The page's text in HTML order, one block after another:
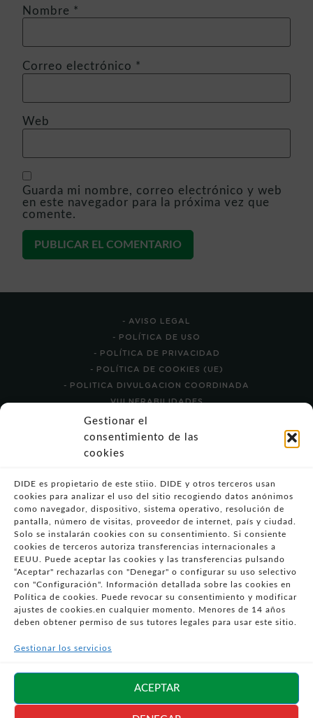
Gestionar el
consentimiento de las
cookies
DIDE es propietario de este stiio. DIDE y otros terceros usan
cookies para analizar el uso del sitio recogiendo datos anónimos
como navegador, dispositivo, sistema operativo, resolución de
pantalla, número de visitas, proveedor de internet, país y ciudad.
Solo se instalarán cookies con su consentimiento. Si consiente
cookies de terceros autoriza transferencias internacionales a
EEUU. Puede aceptar las cookies y las transferencias pulsando
“Aceptar" rechazarlas con "Denegar" o configurar su uso selectivo
con "Configuración". Información detallada sobre las cookies en
Política de cookies. Puede revocar su consentimiento y modificar
ajustes de cookies.en cualquier momento. Menores de 14 años
deben obtener permiso de sus tutores legales para usar este sitio.
Gestionar los servicios
ACEPTAR
Nombre *
Correo electrónico *
Web
Guarda mi nombre, correo electrónico y web
en este navegador para la próxima vez que
comente.
- AVISO LEGAL
- POLÍTICA DE USO
- POLÍTICA DE PRIVACIDAD
- POLÍTICA DE COOKIES (UE)
- POLITICA DIVULGACION COORDINADA
VULNERABILIDADES
- CONDICIONES PARTICULARES DE COMPRA
- DESISTIMIENTO
- ATENCIÓN AL CLIENTE
- QUEJAS Y RECLAMACIONES
- PRESENCIA EN MEDIOS
- ÁREA DE PRENSA
- BLOG EDUCATIVO
Síguenos en
redes sociales
©2026 DIDE · TODOS LOS DERECHOS RESERVADOS · DISEÑO WEB POR